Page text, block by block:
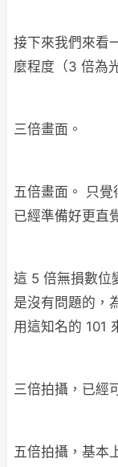
接下來我們來看
麼程度（3 倍為
三倍畫面。
五倍畫面。 只
已經準備好更直
這 5 倍無損數位
是沒有問題的，
用這知名的 101
三倍拍攝，已經
五倍拍攝，基本